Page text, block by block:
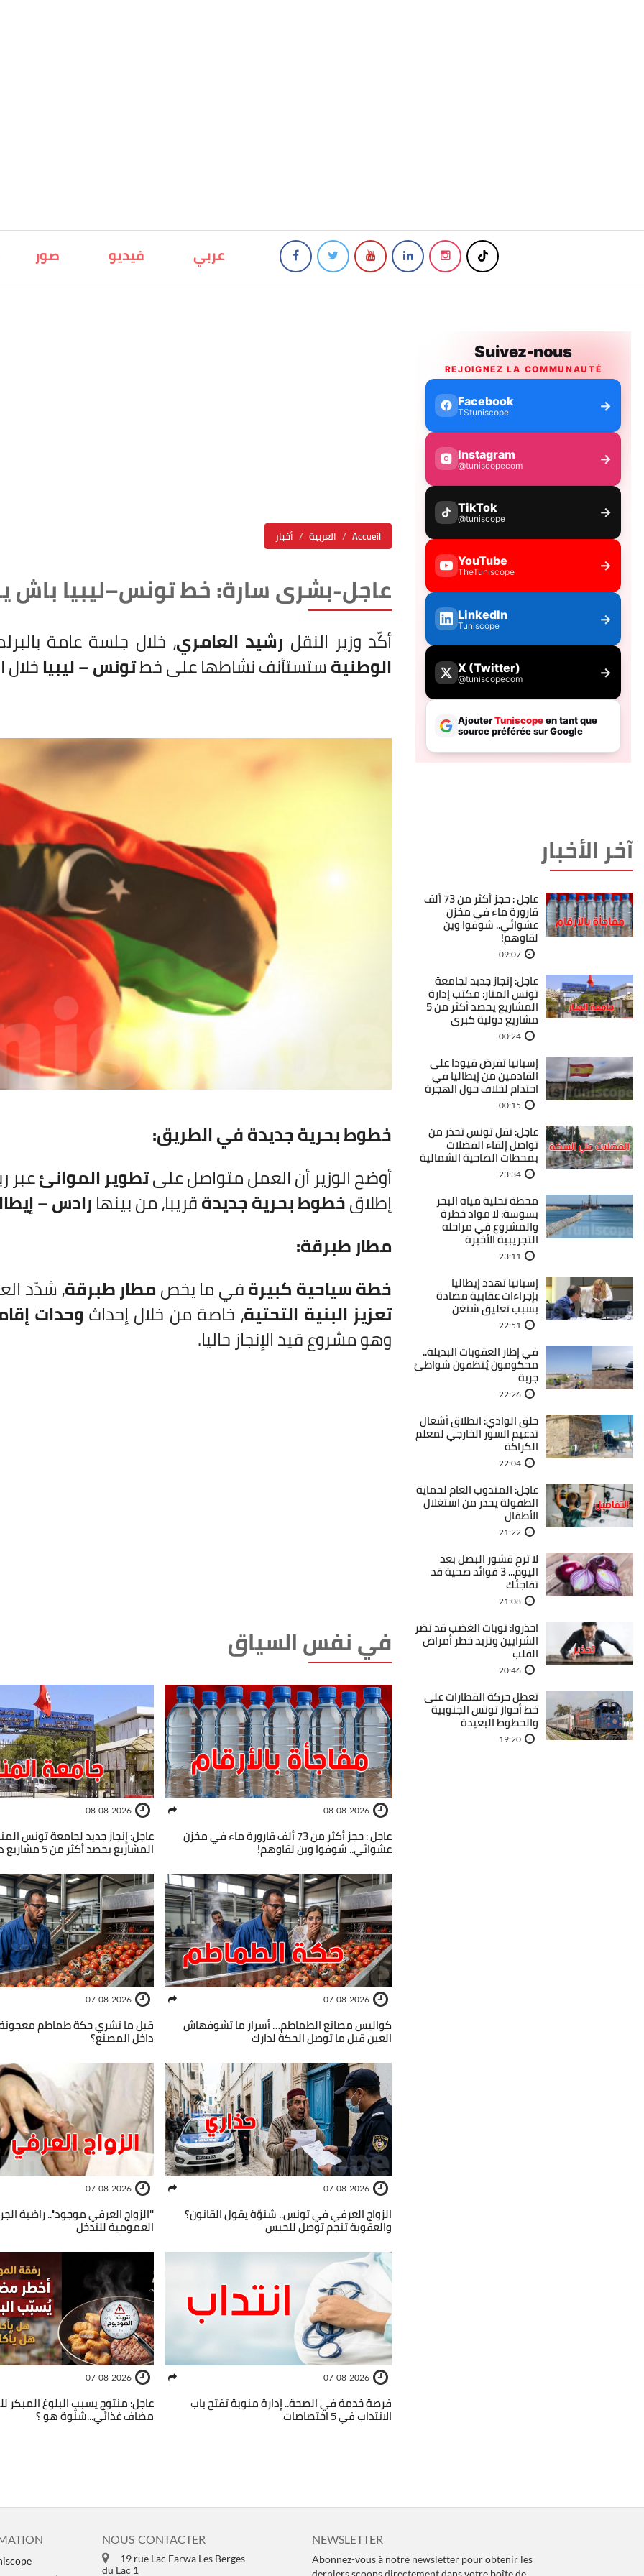
صور فيديو عربي
أخبار العربية Accueil
عاجل-بشرى سارة: خط تونس–ليبيا باش
أكّد وزير النقل رشيد العامري، خلال جلسة عامة بالبرلمان اليوم
الوطنيةستستأنف نشاطها على خطتونس – ليبياخلال
خطوط بحرية جديدة في الطريق:
أوضح الوزير أن العمل متواصل علىتطوير الموانئعبر
إطلاقخطوط بحرية جديدةقريبا، من بينهارادس –
مطار طبرقة:
خطة سياحية كبيرةفي ما يخصمطار طبرقة، شدّد
تعزيز البنية التحتية، خاصة من خلال إحداث وحدات
وهو مشروع قيد الإنجاز حاليا.
في نفس السياق
08-08-2026
عاجل : حجز أكثر من 73 ألف قارورة ماء في مخزن
عشوائي.. شوفوا وين لقاوهم!
08-08-2026
عاجل: إنجاز جديد لجامعة تونس
المشاريع يحصد أكثر من 5 مشاريع دولية كبرى
07-08-2026
كواليس مصانع الطماطم… أسرار ما تشوفهاش
العين قبل ما توصل الحكة لدارك
07-08-2026
قبل ما تشري حكة طماطم
داخل المصنع؟
07-08-2026
الزواج العرفي في تونس.. شنوّة يقول القانون؟
والعقوبة تنجم توصل للحبس
07-08-2026
''الزواج العرفي موجود''.. راضية
العمومية للتدخل
07-08-2026
فرصة خدمة في الصحة.. إدارة منوبة تفتح باب
الانتداب في 5 اختصاصات
07-08-2026
عاجل: منتوج يسبب البلوغ المبكر
مضاف غذائي...شنّوة هو ؟
آخر الأخبار
عاجل : حجز أكثر من 73 ألف
قارورة ماء في مخزن
عشوائي.. شوفوا وين
لقاوهم!
09:07
عاجل: إنجاز جديد لجامعة
تونس المنار: مكتب إدارة
المشاريع يحصد أكثر من 5
مشاريع دولية كبرى
00:24
إسبانيا تفرض قيودا على
القادمين من إيطاليا في
احتدام لخلاف حول الهجرة
00:15
عاجل: نقل تونس تحذر من
تواصل إلقاء الفضلات
بمحطات الضاحية الشمالية
23:34
محطة تحلية مياه البحر
بسوسة: لا مواد خطرة
والمشروع في مراحله
التجريبية الأخيرة
23:11
إسبانيا تهدد إيطاليا
بإجراءات عقابية مضادة
بسبب تعليق شنغن
22:51
في إطار العقوبات البديلة..
محكومون يُنظفون شواطئ
جربة
22:26
حلق الوادي: انطلاق أشغال
تدعيم السور الخارجي لمعلم
الكراكة
22:04
عاجل: المندوب العام لحماية
الطفولة يحذر من استغلال
الأطفال
21:22
لا ترمِ قشور البصل بعد
اليوم... 3 فوائد صحية قد
تفاجئك
21:08
احذروا: نوبات الغضب قد تضر
الشرايين وتزيد خطر أمراض
القلب
20:46
تعطل حركة القطارات على
خط أحواز تونس الجنوبية
والخطوط البعيدة
19:20
NOUS CONTACTER
19 rue Lac Farwa Les Berges
du Lac 1
NEWSLETTER
Abonnez-vous à notre newsletter pour obtenir les
derniers scoops directement dans votre boîte de